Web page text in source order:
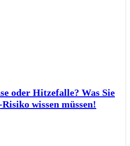
oder Hitzefalle? Was Sie
wissen müssen!